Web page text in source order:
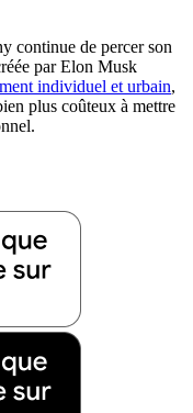
continue de percer son
par Elon Musk
individuel et urbain,
plus coûteux à mettre